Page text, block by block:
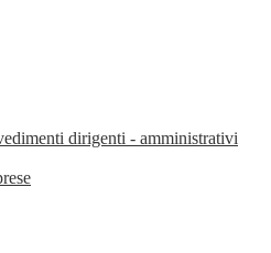
dirigenti - amministrativi